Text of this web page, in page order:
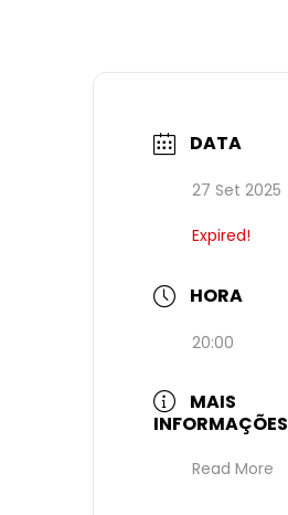
DATA
27 Set 2025
Expired!
HORA
20:00
MAIS
INFORMAÇÕES
Read More